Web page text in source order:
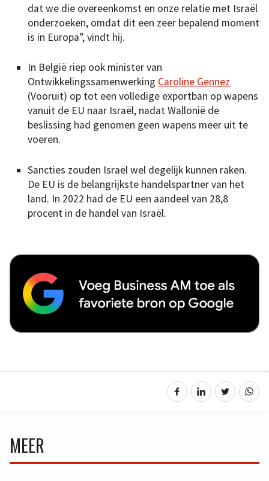
dat we die overeenkomst en onze relatie met Israël
onderzoeken, omdat dit een zeer bepalend moment
is in Europa”, vindt hij.
In België riep ook minister van
Ontwikkelingssamenwerking Caroline Gennez
(Vooruit) op tot een volledige exportban op wapens
vanuit de EU naar Israël, nadat Wallonië de
beslissing had genomen geen wapens meer uit te
voeren.
Sancties zouden Israël wel degelijk kunnen raken.
De EU is de belangrijkste handelspartner van het
land. In 2022 had de EU een aandeel van 28,8
procent in de handel van Israël.
MEER